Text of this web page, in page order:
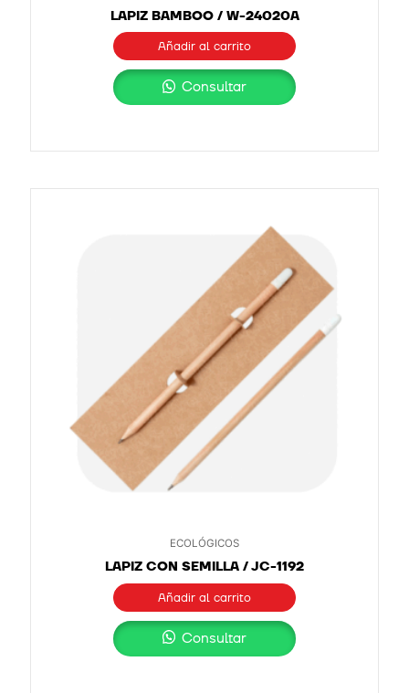
LAPIZ BAMBOO / W-24020A
Añadir al carrito
Consultar
ECOLÓGICOS
LAPIZ CON SEMILLA / JC-1192
Añadir al carrito
Consultar